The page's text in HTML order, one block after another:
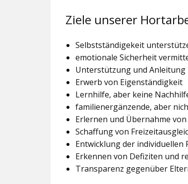
Ziele unserer
Selbstständigekeit
emotionale Sicherheit
Unterstützung und Anleitung
Erwerb von Eigenständigkeit
Lernhilfe, aber keine
familienergänzende, aber
Erlernen und Übernahme
Schaffung von
Entwicklung der individuellen
Erkennen von Defiziten und
Transparenz gegenüber